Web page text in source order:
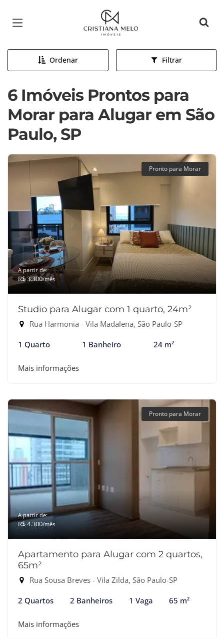
Página inicial
Ordenar Filtrar
6 Imóveis Prontos para
Morar para Alugar em São
Paulo, SP
Pronto para Morar
A partir de:
R$ 3.300/mês
Studio para Alugar com 1 quarto, 24m²
Rua Harmonia - Vila Madalena, São Paulo-SP
1 Quarto 1 Banheiro 24 m²
Mais informações
Pronto para Morar
A partir de:
R$ 4.300/mês
Apartamento para Alugar com 2 quartos,
65m²
Rua Sousa Breves - Vila Zilda, São Paulo-SP
2 Quartos 2 Banheiros 1 Vaga 65 m²
Mais informações